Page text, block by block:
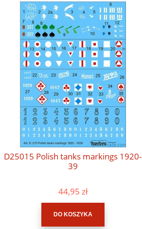
D25015 Polish tanks markings 1920-
39
44,95 zł
DO KOSZYKA